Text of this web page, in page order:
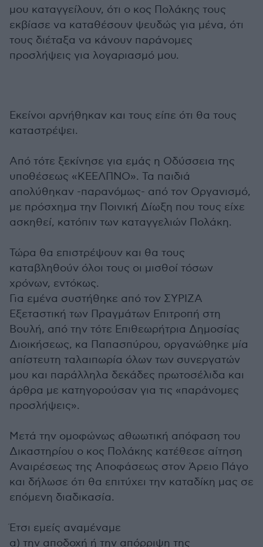
μου καταγγείλουν, ότι ο κος Πολάκης τους
εκβίασε να καταθέσουν ψευδώς για μένα, ότι
τους διέταξα να κάνουν παράνομες
προσλήψεις για λογαριασμό μου.
Εκείνοι αρνήθηκαν και τους είπε ότι θα τους
καταστρέψει.
Από τότε ξεκίνησε για εμάς η Οδύσσεια της
υποθέσεως «ΚΕΕΛΠΝΟ». Τα παιδιά
απολύθηκαν -παρανόμως- από τον Οργανισμό,
με πρόσχημα την Ποινική Δίωξη που τους είχε
ασκηθεί, κατόπιν των καταγγελιών Πολάκη.
Τώρα θα επιστρέψουν και θα τους
καταβληθούν όλοι τους οι μισθοί τόσων
χρόνων, εντόκως.
Για εμένα συστήθηκε από τον ΣΥΡΙΖΑ
Εξεταστική των Πραγμάτων Επιτροπή στη
Βουλή, από την τότε Επιθεωρήτρια Δημοσίας
Διοικήσεως, κα Παπασπύρου, οργανώθηκε μία
απίστευτη ταλαιπωρία όλων των συνεργατών
μου και παράλληλα δεκάδες πρωτοσέλιδα και
άρθρα με κατηγορούσαν για τις «παράνομες
προσλήψεις».
Μετά την ομοφώνως αθωωτική απόφαση του
Δικαστηρίου ο κος Πολάκης κατέθεσε αίτηση
Αναιρέσεως της Αποφάσεως στον Άρειο Πάγο
και δήλωσε ότι θα επιτύχει την καταδίκη μας σε
επόμενη διαδικασία.
Έτσι εμείς αναμέναμε
α) την αποδοχή ή την απόρριψη της